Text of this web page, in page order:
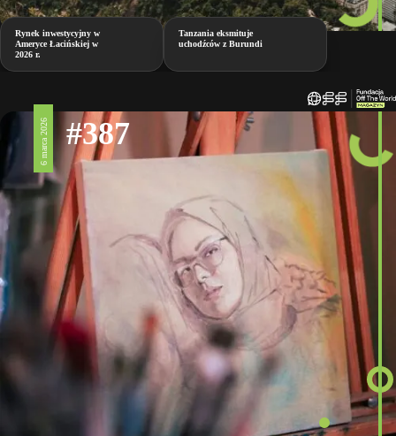
Rynek inwestycyjny w
Ameryce Łacińskiej w
2026 r.
Tanzania eksmituje
uchodźców z Burundi
6 marca 2026 #387